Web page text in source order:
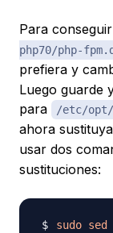
Para
php70/php-
prefiera y
Luego guarde
para
/etc/opt/
ahora sustituya
usar dos
sustituciones:
sudo sed